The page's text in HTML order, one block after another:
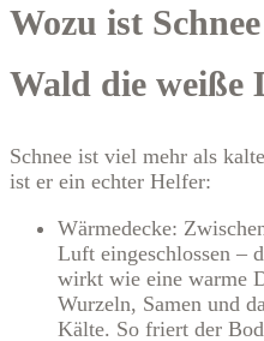
Wozu ist
Wald die weiße
Schnee ist viel mehr als
ist er ein echter Helfer:
Wärmedecke:
Luft eingeschlossen –
wirkt wie eine warme
Wurzeln, Samen und
Kälte. So friert der